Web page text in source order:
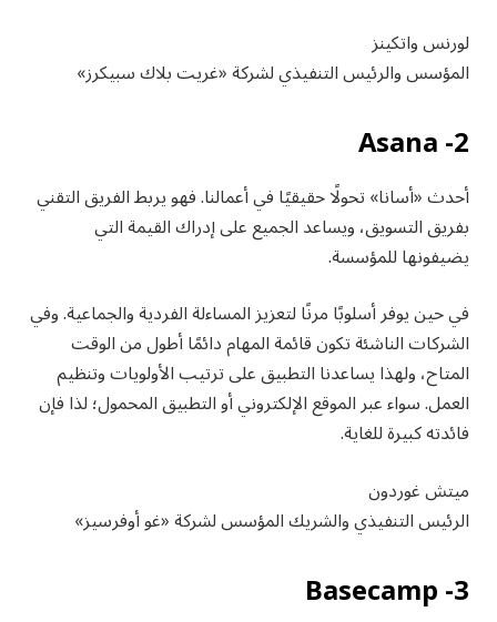
لورنس واتكينز
المؤسس والرئيس التنفيذي لشركة «غريت بلاك سبيكرز»
2- Asana
أحدث «أسانا» تحولًا حقيقيًا في أعمالنا. فهو يربط الفريق التقني
بفريق التسويق، ويساعد الجميع على إدراك القيمة التي
يضيفونها للمؤسسة.
في حين يوفر أسلوبًا مرنًا لتعزيز المساءلة الفردية والجماعية. وفي
الشركات الناشئة تكون قائمة المهام دائمًا أطول من الوقت
المتاح، ولهذا يساعدنا التطبيق على ترتيب الأولويات وتنظيم
العمل. سواء عبر الموقع الإلكتروني أو التطبيق المحمول؛ لذا فإن
فائدته كبيرة للغاية.
ميتش غوردون
الرئيس التنفيذي والشريك المؤسس لشركة «غو أوفرسيز»
3- Basecamp